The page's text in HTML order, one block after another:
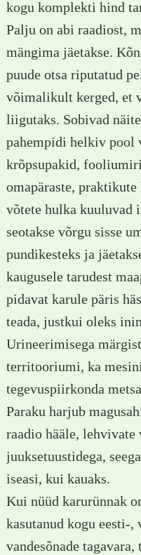
kogu komplekti hind
Palju on abi raadiost,
mängima jäetakse.
puude otsa riputatud
võimalikult kerged, et
liigutaks. Sobivad
pahempidi helkiv pool
krõpsupakid,
omapäraste,
võtete hulka kuuluvad
seotakse võrgu sisse
pundikesteks ja
kaugusele tarudest
pidavat karule päris
teada, justkui oleks
Urineerimisega
territooriumi, ka
tegevuspiirkonda
Paraku harjub
raadio hääle,
juuksetuustidega,
iseasi, kui kauaks.
Kui nüüd karurünnak
kasutanud kogu eesti-,
vandesõnade